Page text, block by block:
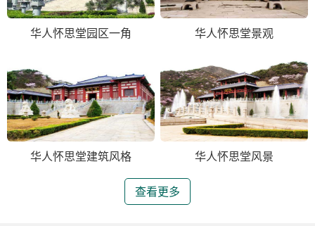
华人怀思堂园区一角 华人怀思堂景观
华人怀思堂建筑风格 华人怀思堂风景
查看更多